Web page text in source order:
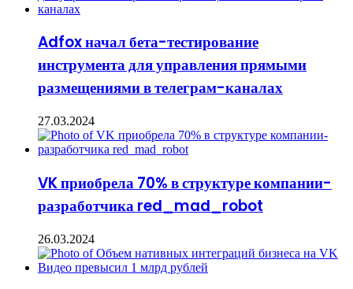
Adfox начал бета-тестирование
инструмента для управления прямыми
размещениями в телеграм-каналах
27.03.2024
VK приобрела 70% в структуре компании-
разработчика red_mad_robot
26.03.2024